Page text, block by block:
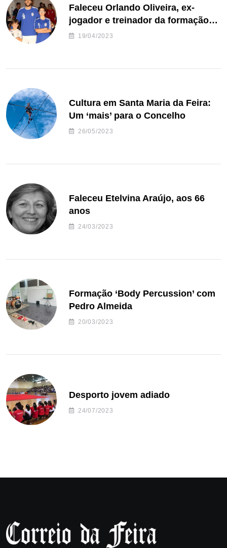
Faleceu Orlando Oliveira, ex-
jogador e treinador da formação
de andebol do Feirense
19/04/2023
Cultura em Santa Maria da Feira:
Um ‘mais’ para o Concelho
26/05/2023
Faleceu Etelvina Araújo, aos 66
anos
24/03/2023
Formação ‘Body Percussion’ com
Pedro Almeida
20/03/2023
Desporto jovem adiado
24/07/2023